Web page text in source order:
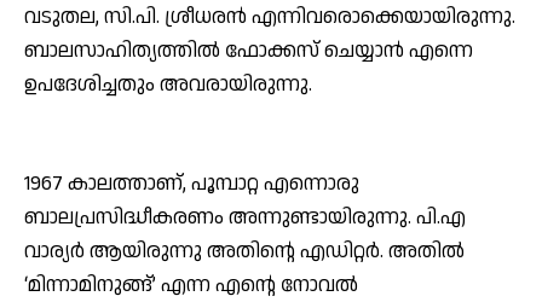
വടുതല, സി.പി. ശ്രീധരന്‍ എന്നിവരൊക്കെയായിരുന്നു.
ബാലസാഹിത്യത്തില്‍ ഫോക്കസ് ചെയ്യാന്‍ എന്നെ
ഉപദേശിച്ചതും അവരായിരുന്നു.
1967 കാലത്താണ്, പൂമ്പാറ്റ എന്നൊരു
ബാലപ്രസിദ്ധീകരണം അന്നുണ്ടായിരുന്നു. പി.എ
വാര്യര്‍ ആയിരുന്നു അതിന്റെ എഡിറ്റര്‍. അതില്‍
‘മിന്നാമിനുങ്ങ്’ എന്ന എന്റെ നോവല്‍